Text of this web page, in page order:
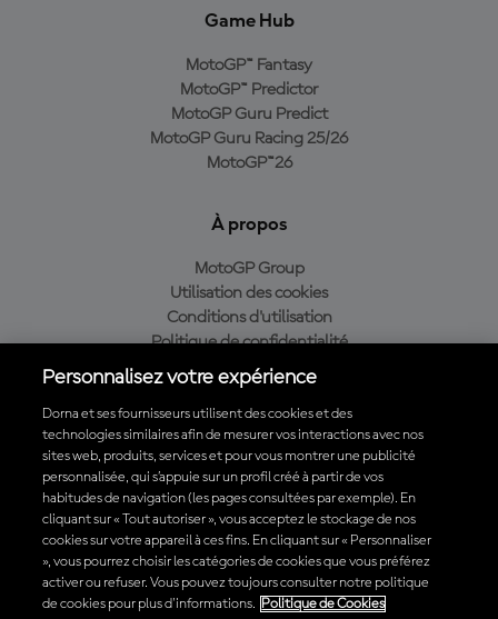
Game Hub
MotoGP™ Fantasy
MotoGP™ Predictor
MotoGP Guru Predict
MotoGP Guru Racing 25/26
MotoGP™26
À propos
MotoGP Group
Utilisation des cookies
Conditions d'utilisation
Politique de confidentialité
Politique d’achat
Télécharger l'appli officielle du MotoGP™
© 2026 MotoGP Sports Entertainment Group. Tous droits réservés.
Toutes les marques déposées sont la propriété de leurs détenteurs
respectifs.
Personnalisez votre expérience
Dorna et ses fournisseurs utilisent des cookies et des
technologies similaires afin de mesurer vos interactions avec nos
sites web, produits, services et pour vous montrer une publicité
personnalisée, qui s’appuie sur un profil créé à partir de vos
habitudes de navigation (les pages consultées par exemple). En
cliquant sur « Tout autoriser », vous acceptez le stockage de nos
cookies sur votre appareil à ces fins. En cliquant sur « Personnaliser
», vous pourrez choisir les catégories de cookies que vous préférez
activer ou refuser. Vous pouvez toujours consulter notre politique
de cookies pour plus d'informations.
Politique de Cookies